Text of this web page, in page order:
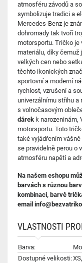
atmosféru závodů a
symbolizuje tradici a
Mercedes-Benz je
dohromady tak tvoří
motorsportu. Tričko je
materiálu, díky čemuž
velkých cen nebo
těchto ikonických
sportovní a moderní
rychlost, vzrušení a
univerzálnímu střihu a
s volnočasovým
dárek k narozeninám,
motorsportu. Toto
také vyjádřením
se pravidelně perou o
atmosféru napětí a
Na našem eshopu
barvách s různou
kombinaci, barvě
email
VLASTNOSTI
Barva:
Dostupné velikosti: